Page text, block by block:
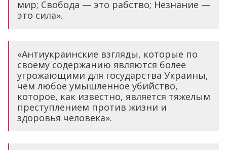
мир; Свобода — это рабство; Незнание —
это сила».
«Антиукраинские взгляды, которые по
своему содержанию являются более
угрожающими для государства Украины,
чем любое умышленное убийство,
которое, как известно, является тяжелым
преступлением против жизни и
здоровья человека».